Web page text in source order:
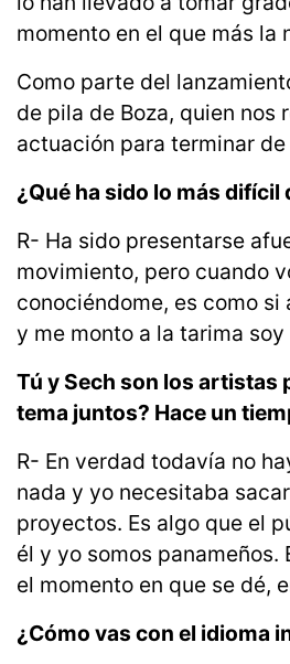
momento en el que más la
Como parte del
de pila de Boza, quien nos
actuación para terminar
¿Qué ha sido lo más
R- Ha sido presentarse
movimiento, pero cuando
conociéndome, es como
y me monto a la tarima
Tú y Sech son los artistas
tema juntos? Hace un
R- En verdad todavía no
nada y yo necesitaba
proyectos. Es algo que el
él y yo somos
el momento en que se dé,
¿Cómo vas con el idioma